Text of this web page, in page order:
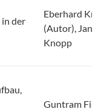
der
Eberhard
(Autor), Jan
Knopp
Guntram